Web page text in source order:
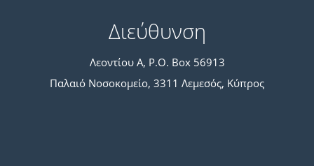
Διεύθυνση
Λεοντίου A, P.O. Box 56913
Παλαιό Νοσοκομείο, 3311 Λεμεσός, Κύπρος